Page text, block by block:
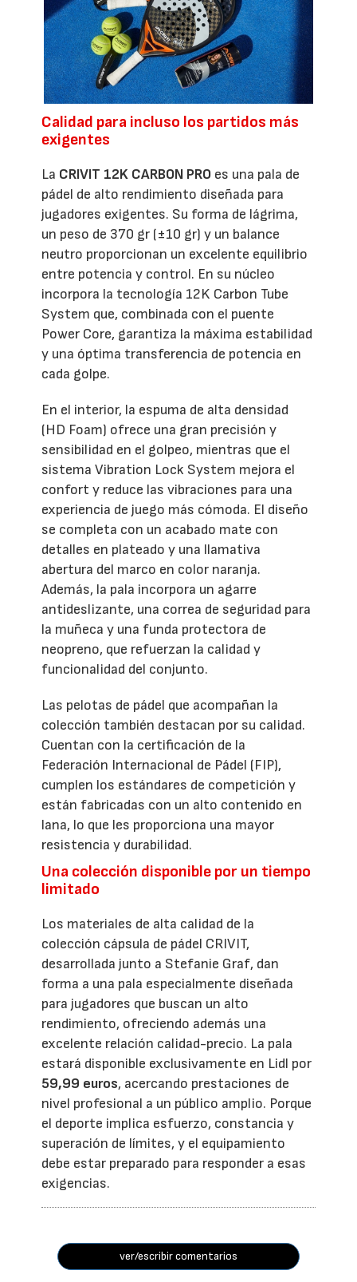
Calidad para incluso los partidos más
exigentes
La CRIVIT 12K CARBON PRO es una pala de
pádel de alto rendimiento diseñada para
jugadores exigentes. Su forma de lágrima,
un peso de 370 gr (±10 gr) y un balance
neutro proporcionan un excelente equilibrio
entre potencia y control. En su núcleo
incorpora la tecnología 12K Carbon Tube
System que, combinada con el puente
Power Core, garantiza la máxima estabilidad
y una óptima transferencia de potencia en
cada golpe.
En el interior, la espuma de alta densidad
(HD Foam) ofrece una gran precisión y
sensibilidad en el golpeo, mientras que el
sistema Vibration Lock System mejora el
confort y reduce las vibraciones para una
experiencia de juego más cómoda. El diseño
se completa con un acabado mate con
detalles en plateado y una llamativa
abertura del marco en color naranja.
Además, la pala incorpora un agarre
antideslizante, una correa de seguridad para
la muñeca y una funda protectora de
neopreno, que refuerzan la calidad y
funcionalidad del conjunto.
Las pelotas de pádel que acompañan la
colección también destacan por su calidad.
Cuentan con la certificación de la
Federación Internacional de Pádel (FIP),
cumplen los estándares de competición y
están fabricadas con un alto contenido en
lana, lo que les proporciona una mayor
resistencia y durabilidad.
Una colección disponible por un tiempo
limitado
Los materiales de alta calidad de la
colección cápsula de pádel CRIVIT,
desarrollada junto a Stefanie Graf, dan
forma a una pala especialmente diseñada
para jugadores que buscan un alto
rendimiento, ofreciendo además una
excelente relación calidad-precio. La pala
estará disponible exclusivamente en Lidl por
59,99 euros, acercando prestaciones de
nivel profesional a un público amplio. Porque
el deporte implica esfuerzo, constancia y
superación de límites, y el equipamiento
debe estar preparado para responder a esas
exigencias.
ver/escribir comentarios